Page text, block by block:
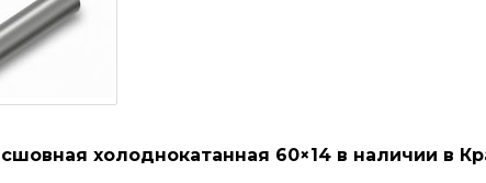
холоднокатанная 60×14 в наличии в